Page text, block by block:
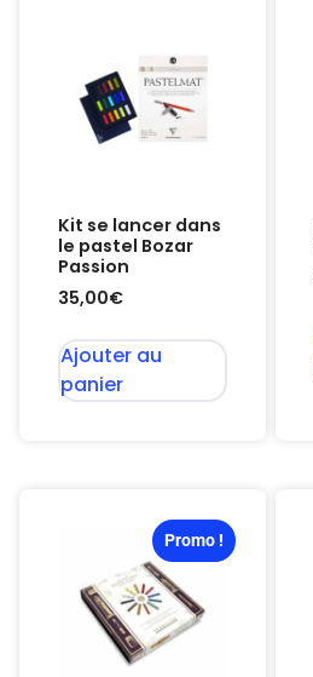
Kit se lancer dans
le pastel Bozar
Passion
35,00€
Ajouter au
panier
Promo !